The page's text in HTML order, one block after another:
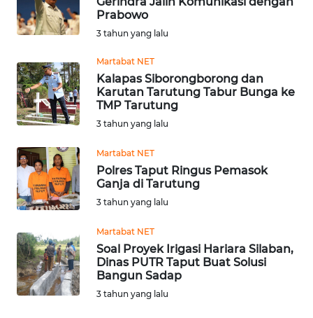
Prabowo
3 tahun yang lalu
Martabat NET
Kalapas Siborongborong dan
Karutan Tarutung Tabur Bunga ke
TMP Tarutung
3 tahun yang lalu
Martabat NET
Polres Taput Ringus Pemasok
Ganja di Tarutung
3 tahun yang lalu
Martabat NET
Soal Proyek Irigasi Hariara Silaban,
Dinas PUTR Taput Buat Solusi
Bangun Sadap
3 tahun yang lalu
WN
WN
SIMALUNGUN
LABUHANBATU
WN
TAPANULI
WN DELI
SERDANG